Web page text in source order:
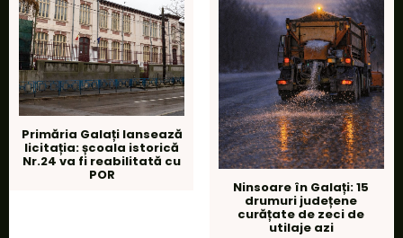
Primăria Galați lansează
licitația: școala istorică
Nr.24 va fi reabilitată cu
POR
Ninsoare în Galați: 15
drumuri județene
curățate de zeci de
utilaje azi